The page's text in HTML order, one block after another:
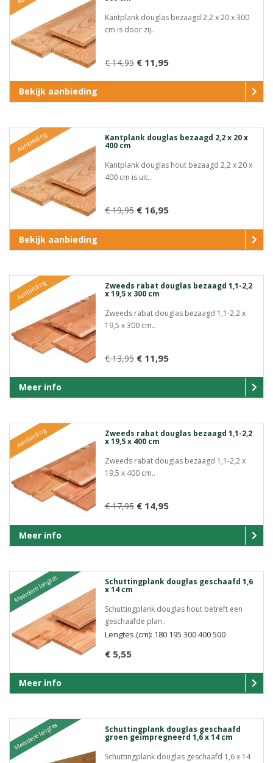
Kantplank douglas bezaagd 2,2 x 20 x 300
cm is door zij..
€ 14,95 € 11,95
Bekijk aanbieding
Aanbieding Kantplank douglas bezaagd 2,2 x 20 x
400 cm
Kantplank douglas hout bezaagd 2,2 x 20 x
400 cm is uit..
€ 19,95 € 16,95
Bekijk aanbieding
Aanbieding Zweeds rabat douglas bezaagd 1,1-2,2
x 19,5 x 300 cm
Zweeds rabat douglas bezaagd 1,1-2,2 x
19,5 x 300 cm..
€ 13,95 € 11,95
Meer info
Aanbieding Zweeds rabat douglas bezaagd 1,1-2,2
x 19,5 x 400 cm
Zweeds rabat douglas bezaagd 1,1-2,2 x
19,5 x 400 cm..
€ 17,95 € 14,95
Meer info
Meerdere lengtes Schuttingplank douglas geschaafd 1,6
x 14 cm
Schuttingplank douglas hout betreft een
geschaafde plan..
€ 5,55
Lengtes (cm): 180 195 300 400 500
Meer info
Meerdere lengtes Schuttingplank douglas geschaafd
groen geïmpregneerd 1,6 x 14 cm
Schuttingplank douglas geschaafd 1,6 x 14